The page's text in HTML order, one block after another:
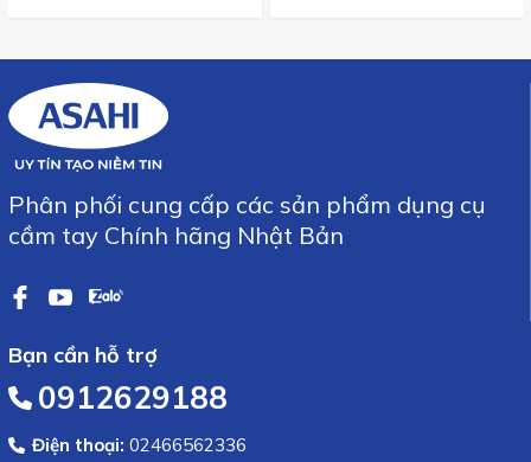
Phân phối cung cấp các sản phẩm dụng cụ
cầm tay Chính hãng Nhật Bản
Bạn cần hỗ trợ
0912629188
Điện thoại: 02466562336